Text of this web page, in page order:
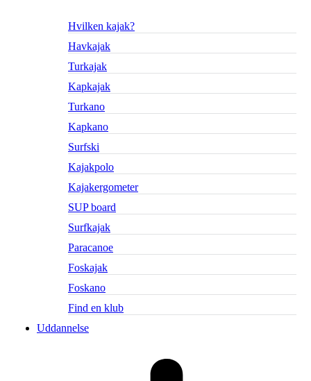
Hvilken kajak?
Havkajak
Turkajak
Kapkajak
Turkano
Kapkano
Surfski
Kajakpolo
Kajakergometer
SUP board
Surfkajak
Paracanoe
Foskajak
Foskano
Find en klub
Uddannelse